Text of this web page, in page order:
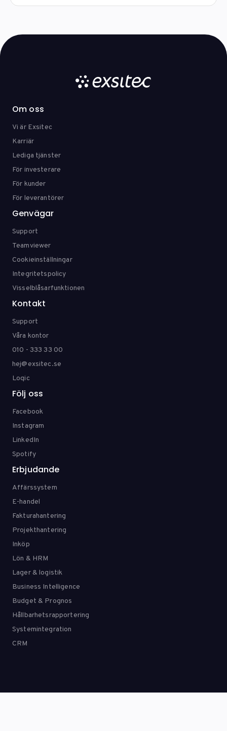
Om oss
Vi är Exsitec
Karriär
Lediga tjänster
För investerare
För kunder
För leverantörer
Genvägar
Support
Teamviewer
Cookieinställningar
Integritetspolicy
Visselblåsarfunktionen
Kontakt
Support
Våra kontor
010 - 333 33 00
hej@exsitec.se
Loqic
Följ oss
Facebook
Instagram
LinkedIn
Spotify
Erbjudande
Affärssystem
E-handel
Fakturahantering
Projekthantering
Inköp
Lön & HRM
Lager & logistik
Business Intelligence
Budget & Prognos
Hållbarhetsrapportering
Systemintegration
CRM